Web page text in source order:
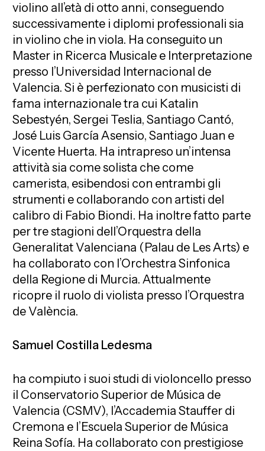
violino all’età di otto anni, conseguendo
successivamente i diplomi professionali sia
in violino che in viola. Ha conseguito un
Master in Ricerca Musicale e Interpretazione
presso l’Universidad Internacional de
Valencia. Si è perfezionato con musicisti di
fama internazionale tra cui Katalin
Sebestyén, Sergei Teslia, Santiago Cantó,
José Luis García Asensio, Santiago Juan e
Vicente Huerta. Ha intrapreso un’intensa
attività sia come solista che come
camerista, esibendosi con entrambi gli
strumenti e collaborando con artisti del
calibro di Fabio Biondi. Ha inoltre fatto parte
per tre stagioni dell’Orquestra della
Generalitat Valenciana (Palau de Les Arts) e
ha collaborato con l’Orchestra Sinfonica
della Regione di Murcia. Attualmente
ricopre il ruolo di violista presso l’Orquestra
de València.
Samuel Costilla Ledesma
ha compiuto i suoi studi di violoncello presso
il Conservatorio Superior de Música de
Valencia (CSMV), l’Accademia Stauffer di
Cremona e l’Escuela Superior de Música
Reina Sofía. Ha collaborato con prestigiose